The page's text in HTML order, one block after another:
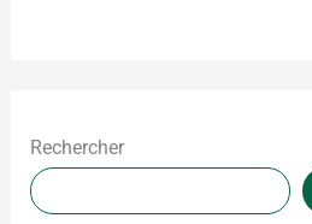
Rechercher